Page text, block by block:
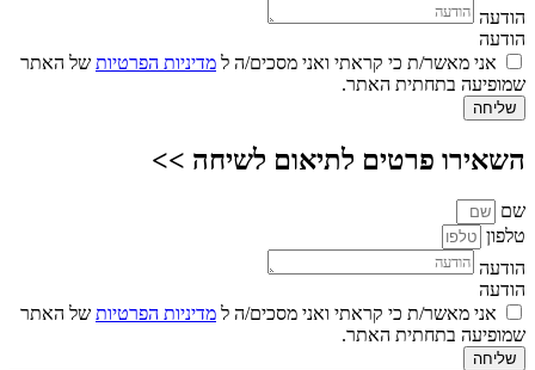
הודעה
הודעה
אני מאשר/ת כי קראתי ואני מסכים/ה ל מדיניות הפרטיות של האתר
שמופיעה בתחתית האתר.
שליחה
השאירו פרטים לתיאום לשיחה >>
שם
טלפון
הודעה
הודעה
אני מאשר/ת כי קראתי ואני מסכים/ה ל מדיניות הפרטיות של האתר
שמופיעה בתחתית האתר.
שליחה